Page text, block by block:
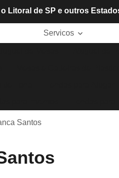
Litoral de SP e outros
Servicos
Santos